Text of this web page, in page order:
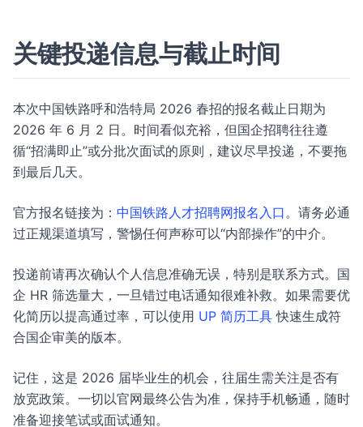
关键投递信息与截止时间
本次中国铁路呼和浩特局 2026 春招的报名截止日期为
2026 年 6 月 2 日。时间看似充裕，但国企招聘往往遵
循“招满即止”或分批次面试的原则，建议尽早投递，不要拖
到最后几天。
官方报名链接为： 中国铁路人才招聘网报名入口。请务必通
过正规渠道填写，警惕任何声称可以“内部操作”的中介。
投递前请再次确认个人信息准确无误，特别是联系方式。国
企 HR 筛选量大，一旦错过电话通知很难补救。如果需要优
化简历以提高通过率，可以使用 UP 简历工具 快速生成符
合国企审美的版本。
记住，这是 2026 届毕业生的机会，往届生需关注是否有
放宽政策。一切以官网最终公告为准，保持手机畅通，随时
准备迎接笔试或面试通知。